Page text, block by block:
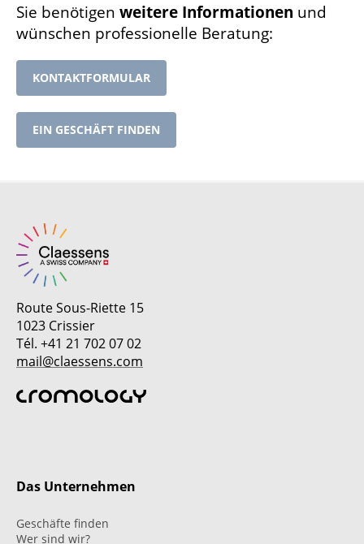
Sie benötigen weitere Informationen und
wünschen professionelle Beratung:
KONTAKTFORMULAR
EIN GESCHÄFT FINDEN
Route Sous-Riette 15
1023 Crissier
Tél. +41 21 702 07 02
mail@claessens.com
Das Unternehmen
Geschäfte finden
Wer sind wir?